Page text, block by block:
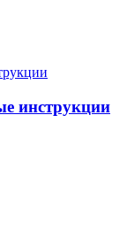
инструкции